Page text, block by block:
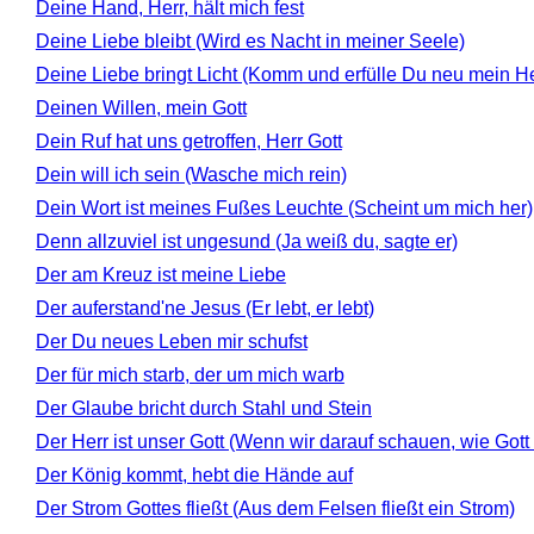
Deine Hand, Herr, hält mich fest
Deine Liebe bleibt (Wird es Nacht in meiner Seele)
Deine Liebe bringt Licht (Komm und erfülle Du neu mein
Deinen Willen, mein Gott
Dein Ruf hat uns getroffen, Herr Gott
Dein will ich sein (Wasche mich rein)
Dein Wort ist meines Fußes Leuchte (Scheint um mich her)
Denn allzuviel ist ungesund (Ja weiß du, sagte er)
Der am Kreuz ist meine Liebe
Der auferstand'ne Jesus (Er lebt, er lebt)
Der Du neues Leben mir schufst
Der für mich starb, der um mich warb
Der Glaube bricht durch Stahl und Stein
Der Herr ist unser Gott (Wenn wir darauf schauen, wie
Der König kommt, hebt die Hände auf
Der Strom Gottes fließt (Aus dem Felsen fließt ein Strom)